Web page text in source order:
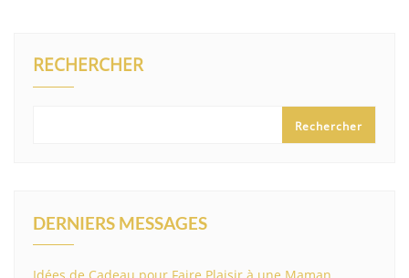
RECHERCHER
Rechercher
DERNIERS MESSAGES